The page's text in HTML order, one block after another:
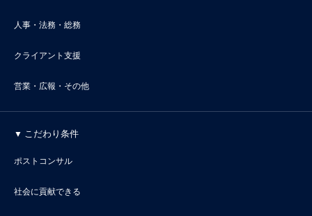
人事・法務・総務
クライアント支援
営業・広報・その他
こだわり条件
ポストコンサル
社会に貢献できる